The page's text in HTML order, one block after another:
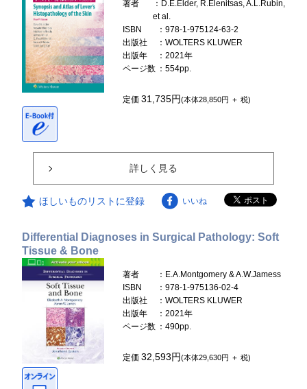
著者
：D.E.Elder, R.Elenitsas, A.L.Rubin,
et al.
ISBN
：978-1-975124-63-2
出版社
：WOLTERS KLUWER
出版年
：2021年
ページ数 ：554pp.
定価31,735円(本体28,850円 ＋ 税)
詳しく見る
ほしいものリストに登録 いいね
Differential Diagnoses in Surgical Pathology: Soft
Tissue & Bone
著者
：E.A.Montgomery & A.W.Jamess
ISBN
：978-1-975136-02-4
出版社
：WOLTERS KLUWER
出版年
：2021年
ページ数 ：490pp.
定価32,593円(本体29,630円 ＋ 税)